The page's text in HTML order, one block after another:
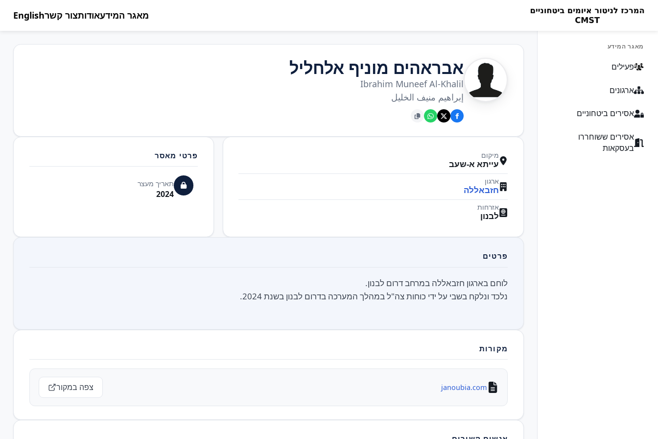
מאגר המידעאודותצור קשרEnglish
מאגר המידע
פעילים
ארגונים
אסירים ביטחוניים
אסירים ששוחררו
בעסקאות
אבראהים מוניף אלחליל
Ibrahim Muneef Al-Khalil
إبراهيم منيف الخليل
מיקום
עייתא א-שעב
ארגון
חזבאללה
אזרחות
לבנון
פרטי מאסר
תאריך מעצר
2024
פרטים
נלכד ונלקח בשבי על ידי כוחות צה"ל במהלך המערכה בדרום לבנון בשנת 2024.
מקורות
janoubia.com צפה במקור